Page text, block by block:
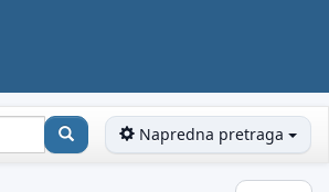
Napredna pretraga